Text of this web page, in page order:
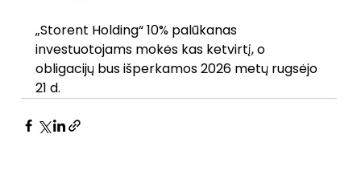
„Storent Holding“ 10% palūkanas
investuotojams mokės kas ketvirtį, o
obligacijų bus išperkamos 2026 metų rugsėjo
21 d.